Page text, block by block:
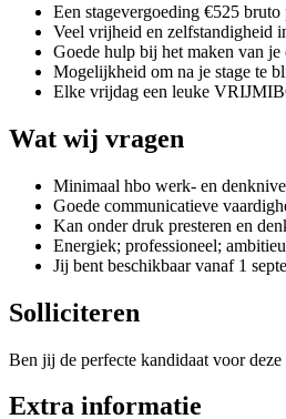
Een stagevergoeding €525
Veel vrijheid en zelfstandigheid
Goede hulp bij het maken van je
Mogelijkheid om na je stage te
Elke vrijdag een leuke
Wat wij vragen
Minimaal hbo werk- en
Goede communicatieve
Kan onder druk presteren en
Energiek; professioneel;
Jij bent beschikbaar vanaf 1
Solliciteren
Ben jij de perfecte kandidaat voor
Extra informatie